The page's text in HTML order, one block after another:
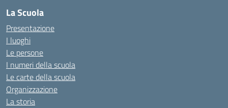
La Scuola
Presentazione
I luoghi
Le persone
I numeri della scuola
Le carte della scuola
Organizzazione
La storia